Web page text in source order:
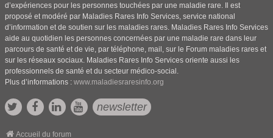
d’expériences pour les personnes touchées par une maladie rare. Il est
proposé et modéré par Maladies Rares Info Services, service national
d’information et de soutien sur les maladies rares. Maladies Rares Info Services
aide au quotidien les personnes concernées par une maladie rare dans leur
parcours de santé et de vie, par téléphone, mail, sur le Forum maladies rares et
sur les réseaux sociaux. Maladies Rares Info Services oriente aussi les
professionnels de santé et du secteur médico-social.
Plus d’informations : www.maladiesraresinfo.org
newsletter
Accueil du forum